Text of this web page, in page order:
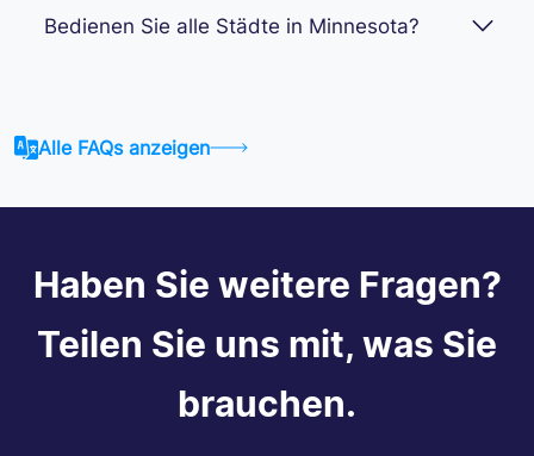
Bedienen Sie alle Städte in Minnesota?
Alle FAQs anzeigen
Haben Sie weitere Fragen?
Teilen Sie uns mit, was Sie
brauchen.